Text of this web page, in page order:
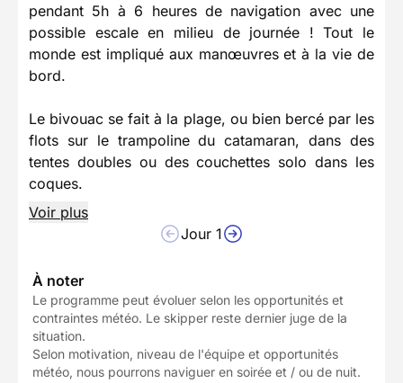
pendant 5h à 6 heures de navigation avec une
possible escale en milieu de journée ! Tout le
monde est impliqué aux manœuvres et à la vie de
bord.
Le bivouac se fait à la plage, ou bien bercé par les
flots sur le trampoline du catamaran, dans des
tentes doubles ou des couchettes solo dans les
coques.
Voir plus
Jour 1
À noter
Le programme peut évoluer selon les opportunités et
contraintes météo. Le skipper reste dernier juge de la
situation.
Selon motivation, niveau de l'équipe et opportunités
météo, nous pourrons naviguer en soirée et / ou de nuit.